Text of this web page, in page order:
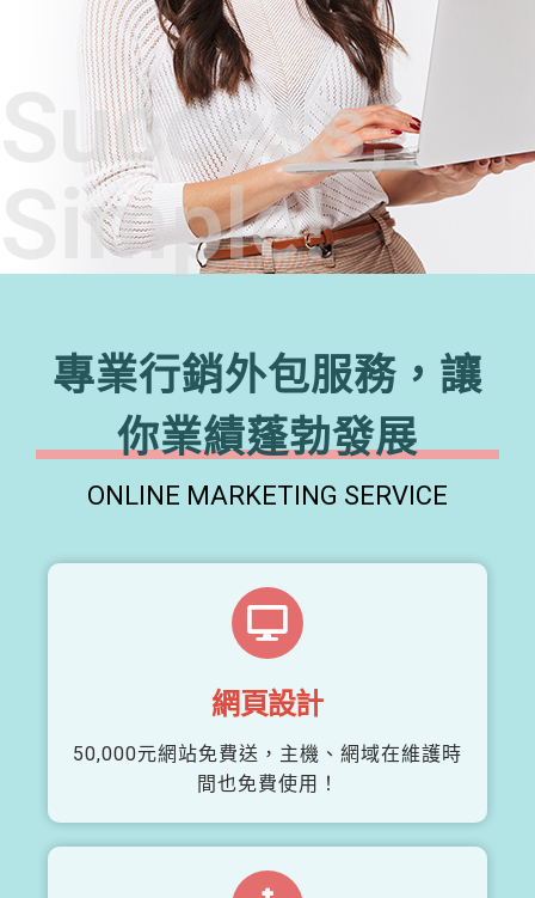
Success,
Simple!
專業行銷外包服務，讓
你業績蓬勃發展
ONLINE MARKETING SERVICE
網頁設計
50,000元網站免費送，主機、網域在維護時
間也免費使用！